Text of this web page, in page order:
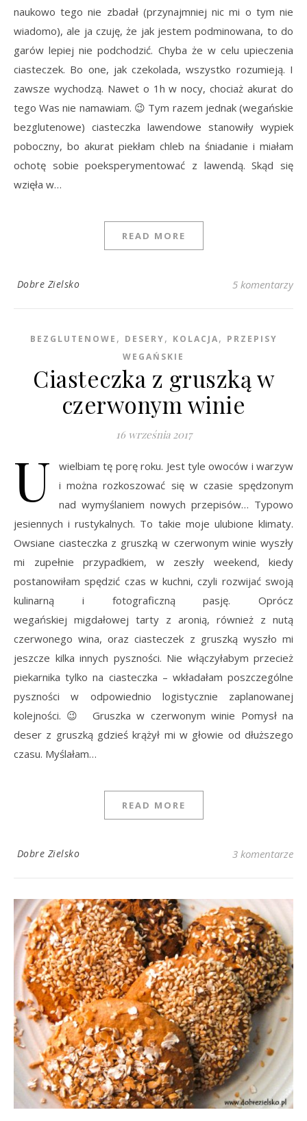
naukowo tego nie zbadał (przynajmniej nic mi o tym nie
wiadomo), ale ja czuję, że jak jestem podminowana, to do
garów lepiej nie podchodzić. Chyba że w celu upieczenia
ciasteczek. Bo one, jak czekolada, wszystko rozumieją. I
zawsze wychodzą. Nawet o 1h w nocy, chociaż akurat do
tego Was nie namawiam. 😉 Tym razem jednak (wegańskie
bezglutenowe) ciasteczka lawendowe stanowiły wypiek
poboczny, bo akurat piekłam chleb na śniadanie i miałam
ochotę sobie poeksperymentować z lawendą. Skąd się
wzięła w…
READ MORE
Dobre Zielsko 5 komentarzy
BEZGLUTENOWE , DESERY, KOLACJA, PRZEPISY
WEGAŃSKIE
Ciasteczka z gruszką w
czerwonym winie
16 września 2017
U
wielbiam tę porę roku. Jest tyle owoców i warzyw
i można rozkoszować się w czasie spędzonym
nad wymyślaniem nowych przepisów… Typowo
jesiennych i rustykalnych. To takie moje ulubione klimaty.
Owsiane ciasteczka z gruszką w czerwonym winie wyszły
mi zupełnie przypadkiem, w zeszły weekend, kiedy
postanowiłam spędzić czas w kuchni, czyli rozwijać swoją
kulinarną i fotograficzną pasję. Oprócz
wegańskiej migdałowej tarty z aronią, również z nutą
czerwonego wina, oraz ciasteczek z gruszką wyszło mi
jeszcze kilka innych pyszności. Nie włączyłabym przecież
piekarnika tylko na ciasteczka – wkładałam poszczególne
pyszności w odpowiednio logistycznie zaplanowanej
kolejności. 😉 Gruszka w czerwonym winie Pomysł na
deser z gruszką gdzieś krążył mi w głowie od dłuższego
czasu. Myślałam…
READ MORE
Dobre Zielsko 3 komentarze